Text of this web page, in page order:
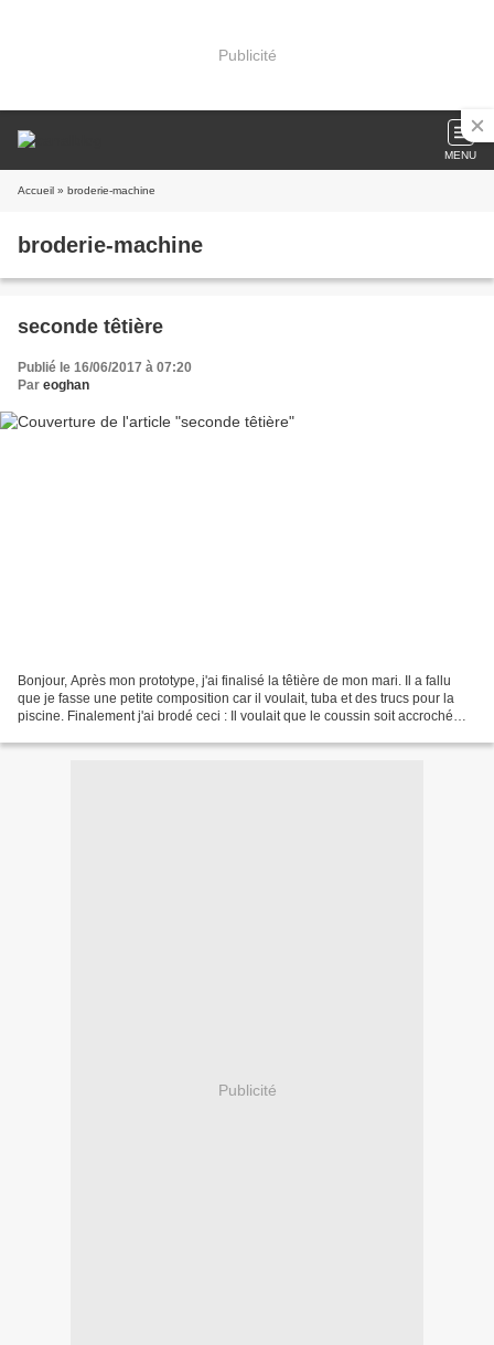
Publicité
MENU
Accueil » broderie-machine
broderie-machine
seconde têtière
Publié le 16/06/2017 à 07:20
Par eoghan
Bonjour, Après mon prototype, j'ai finalisé la têtière de mon mari. Il a fallu
que je fasse une petite composition car il voulait, tuba et des trucs pour la
piscine. Finalement j'ai brodé ceci : Il voulait que le coussin soit accroché
Publicité